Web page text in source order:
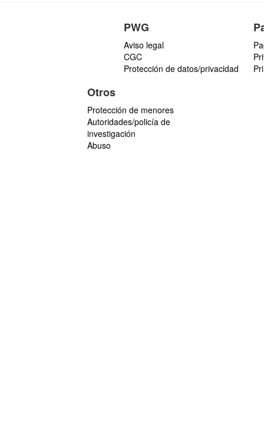
PWG
Aviso legal
CGC
Protección de datos/privacidad
Otros
Protección de menores
Autoridades/policía de
investigación
Abuso